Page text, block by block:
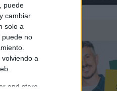
puede
cambiar
solo a
puede no
a
and store